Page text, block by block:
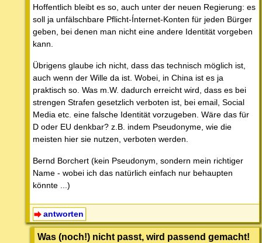
Hoffentlich bleibt es so, auch unter der neuen Regierung: es
soll ja unfälschbare Pflicht-Ínternet-Konten für jeden Bürger
geben, bei denen man nicht eine andere Identität vorgeben
kann.
Übrigens glaube ich nicht, dass das technisch möglich ist,
auch wenn der Wille da ist. Wobei, in China ist es ja
praktisch so. Was m.W. dadurch erreicht wird, dass es bei
strengen Strafen gesetzlich verboten ist, bei email, Social
Media etc. eine falsche Identität vorzugeben. Wäre das für
D oder EU denkbar? z.B. indem Pseudonyme, wie die
meisten hier sie nutzen, verboten werden.
Bernd Borchert (kein Pseudonym, sondern mein richtiger
Name - wobei ich das natürlich einfach nur behaupten
könnte ...)
antworten
Was (noch!) nicht passt, wird passend gemacht!